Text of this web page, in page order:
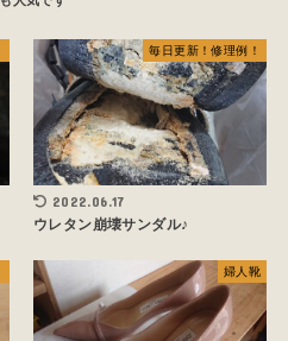
毎日更新！修理例！
2022.06.17
ウレタン崩壊サンダル♪
婦人靴